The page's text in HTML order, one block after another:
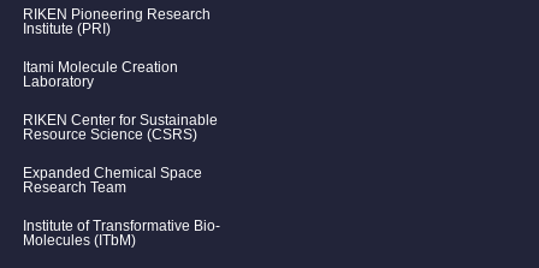
RIKEN Pioneering Research
Institute (PRI)
Itami Molecule Creation
Laboratory
RIKEN Center for Sustainable
Resource Science (CSRS)
Expanded Chemical Space
Research Team
Institute of Transformative Bio-
Molecules (ITbM)